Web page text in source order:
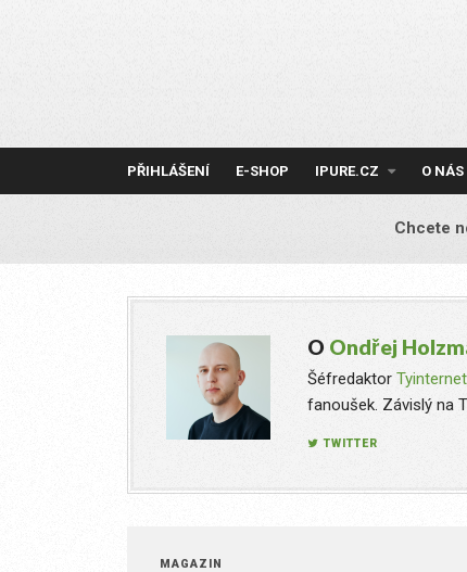
PŘIHLÁŠENÍ E-SHOP IPURE.CZ O NÁS
Chcete
O Ondřej
Šéfredaktor
fanoušek. Závislý na
TWITTER
MAGAZÍN